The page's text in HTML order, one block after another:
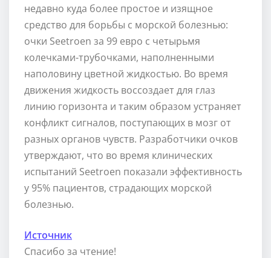
недавно куда более простое и изящное
средство для борьбы с морской болезнью:
очки Seetroen за 99 евро с четырьмя
колечками-трубочками, наполненными
наполовину цветной жидкостью. Во время
движения жидкость воссоздает для глаз
линию горизонта и таким образом устраняет
конфликт сигналов, поступающих в мозг от
разных органов чувств. Разработчики очков
утверждают, что во время клинических
испытаний Seetroen показали эффективность
у 95% пациентов, страдающих морской
болезнью.
Источник
Спасибо за чтение!